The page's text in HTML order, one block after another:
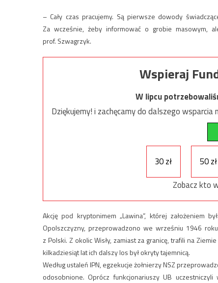
– Cały czas pracujemy. Są pierwsze dowody
Za wcześnie, żeby informować o grobie masowym,
prof. Szwagrzyk.
Wspieraj
W lipcu
Dziękujemy! i zachęcamy do dalszego wsparcia
30 zł 50 zł
Zobacz kto
Akcję pod kryptonimem „Lawina”, której założeniem
Opolszczyzny, przeprowadzono we wrześniu 1946
z Polski. Z okolic Wisły, zamiast za granicę, trafili na
kilkadziesiąt lat ich dalszy los był okryty tajemnicą.
Według ustaleń IPN, egzekucje żołnierzy NSZ
odosobnione. Oprócz funkcjonariuszy UB